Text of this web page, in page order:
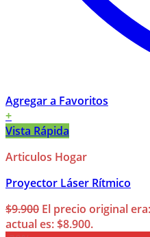
Agregar a Favoritos
+
Vista Rápida
Articulos Hogar
Proyector Láser Rítmico
$9.900 El precio original
actual es: $8.900.